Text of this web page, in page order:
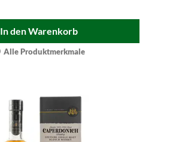
In den Warenkorb
Alle Produktmerkmale